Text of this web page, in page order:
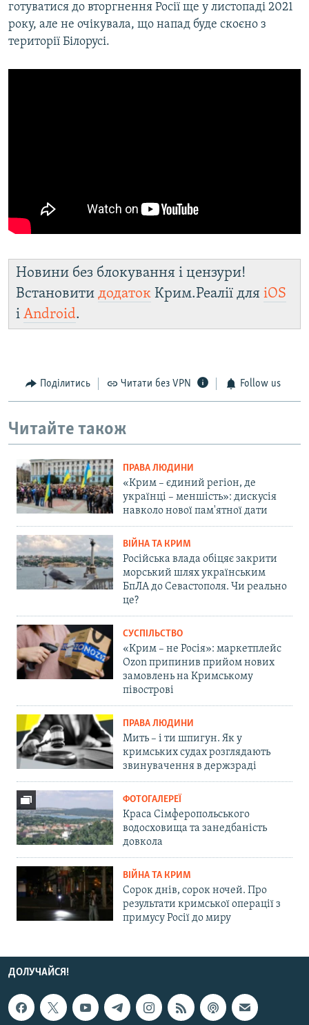
готуватися до вторгнення Росії ще у листопаді 2021
року, але не очікувала, що напад буде скоєно з
території Білорусі.
Новини без блокування і цензури!
Встановити додаток Крим.Реалії для iOS
і Android.
Поділитись Читати без VPN Follow us
Читайте також
ПРАВА ЛЮДИНИ
«Крим – єдиний регіон, де
українці – меншість»: дискусія
навколо нової пам'ятної дати
ВІЙНА ТА КРИМ
Російська влада обіцяє закрити
морський шлях українським
БпЛА до Севастополя. Чи реально
це?
СУСПІЛЬСТВО
«Крим – не Росія»: маркетплейс
Ozon припинив прийом нових
замовлень на Кримському
півострові
ПРАВА ЛЮДИНИ
Мить – і ти шпигун. Як у
кримських судах розглядають
звинувачення в держзраді
ФОТОГАЛЕРЕЇ
Краса Сімферопольського
водосховища та занедбаність
довкола
ВІЙНА ТА КРИМ
Сорок днів, сорок ночей. Про
результати кримської операції з
примусу Росії до миру
ДОЛУЧАЙСЯ!